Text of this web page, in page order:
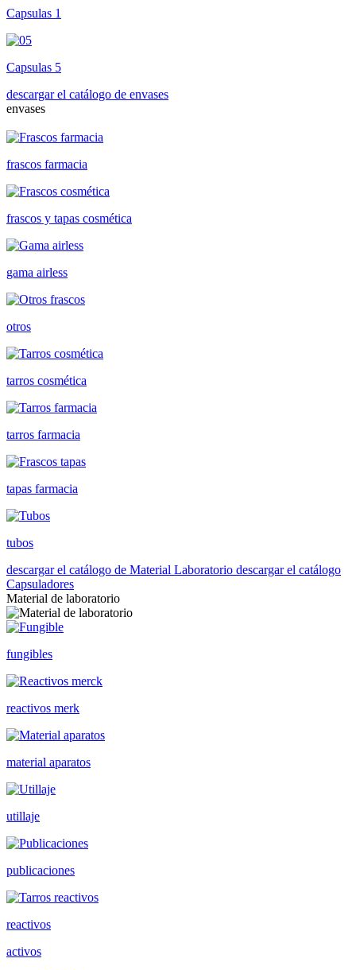
Capsulas 1
Capsulas 5
descargar el catálogo de envases
envases
frascos farmacia
frascos y tapas cosmética
gama airless
otros
tarros cosmética
tarros farmacia
tapas farmacia
tubos
descargar el catálogo de Material Laboratorio descargar el catálogo
Capsuladores
Material de laboratorio
fungibles
reactivos merk
material aparatos
utillaje
publicaciones
reactivos
activos